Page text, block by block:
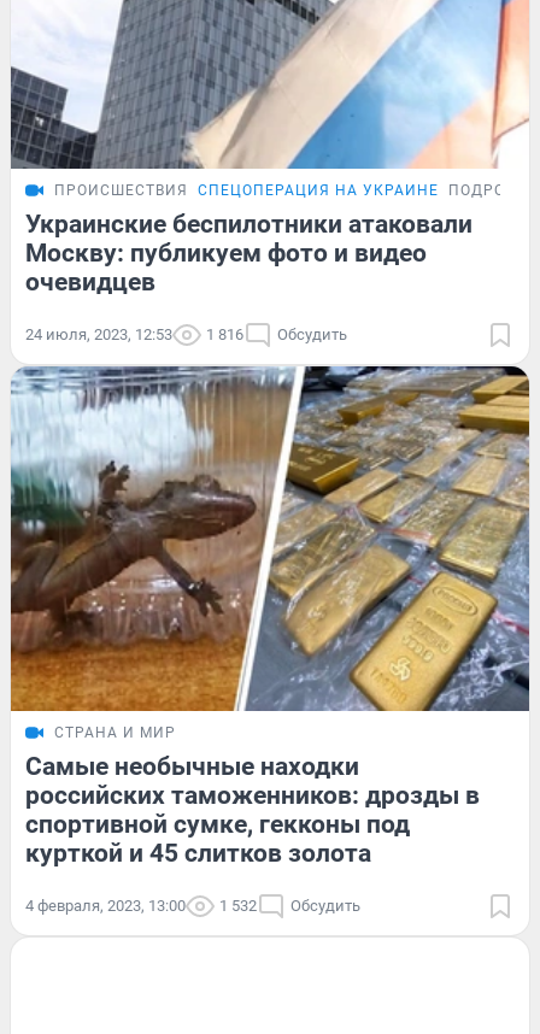
ПРОИСШЕСТВИЯ СПЕЦОПЕРАЦИЯ НА УКРАИНЕ
Украинские беспилотники атаковали
Москву: публикуем фото и видео
очевидцев
24 июля, 2023, 12:53 1 816 Обсудить
СТРАНА И МИР
Самые необычные находки
российских таможенников: дрозды в
спортивной сумке, гекконы под
курткой и 45 слитков золота
4 февраля, 2023, 13:00 1 532 Обсудить